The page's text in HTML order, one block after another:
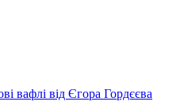
вафлі від Єгора Гордєєва